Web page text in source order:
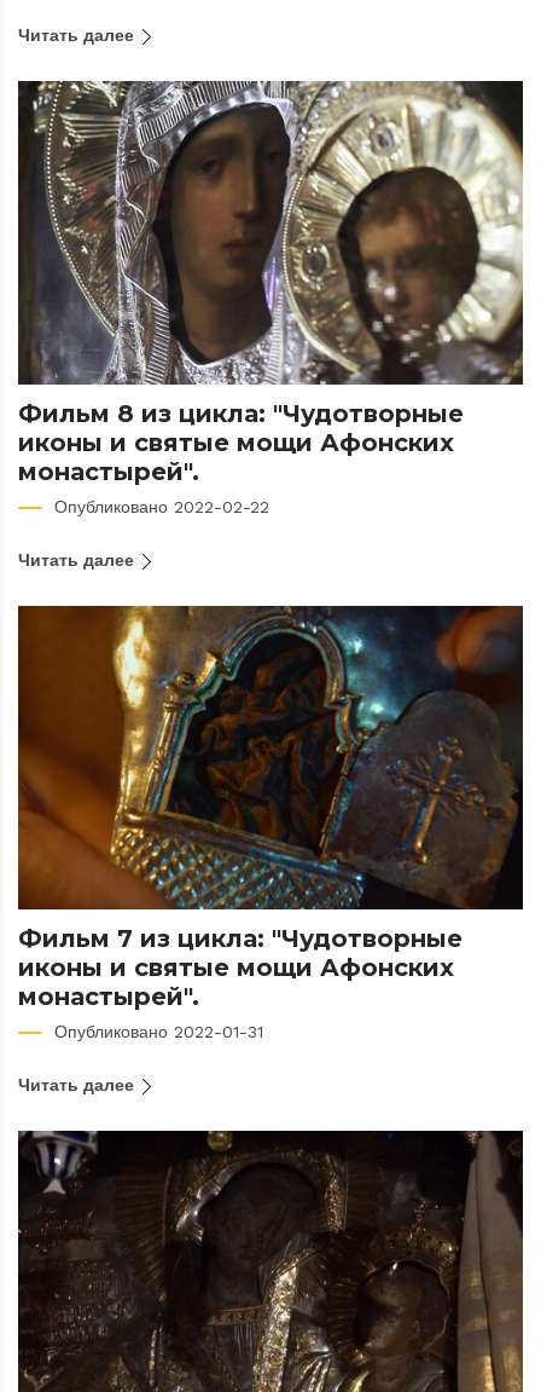
Читать далее
Фильм 8 из цикла: "Чудотворные
иконы и святые мощи Афонских
монастырей".
Опубликовано 2022-02-22
Читать далее
Фильм 7 из цикла: "Чудотворные
иконы и святые мощи Афонских
монастырей".
Опубликовано 2022-01-31
Читать далее